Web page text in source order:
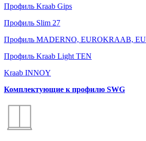
Профиль Kraab Gips
Профиль Slim 27
Профиль MADERNO, EUROKRAAB,
Профиль Kraab Light TEN
Kraab INNOY
Комплектующие к профилю SWG